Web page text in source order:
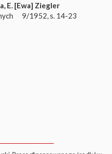
E. [Ewa] Ziegler
9/1952, s. 14-23